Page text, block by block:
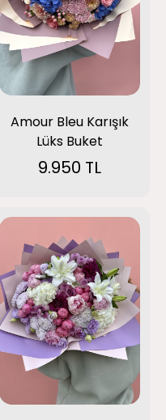
Amour Bleu Karışık
Lüks Buket
9.950 TL